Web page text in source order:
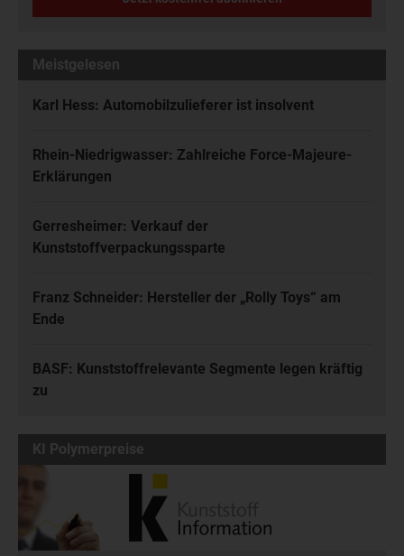
Meistgelesen
Karl Hess: Automobilzulieferer ist insolvent
Rhein-Niedrigwasser: Zahlreiche Force-Majeure-
Erklärungen
Gerresheimer: Verkauf der
Kunststoffverpackungssparte
Franz Schneider: Hersteller der „Rolly Toys“ am
Ende
BASF: Kunststoffrelevante Segmente legen kräftig
zu
KI Polymerpreise